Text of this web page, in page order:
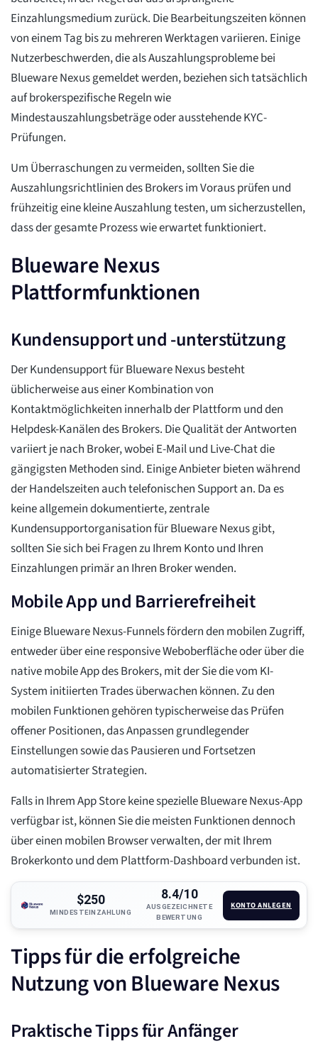
Einzahlungsmedium zurück. Die Bearbeitungszeiten können
von einem Tag bis zu mehreren Werktagen variieren. Einige
Nutzerbeschwerden, die als Auszahlungsprobleme bei
Blueware Nexus gemeldet werden, beziehen sich tatsächlich
auf brokerspezifische Regeln wie
Mindestauszahlungsbeträge oder ausstehende KYC-
Prüfungen.
Um Überraschungen zu vermeiden, sollten Sie die
Auszahlungsrichtlinien des Brokers im Voraus prüfen und
frühzeitig eine kleine Auszahlung testen, um sicherzustellen,
dass der gesamte Prozess wie erwartet funktioniert.
Blueware Nexus
Plattformfunktionen
Kundensupport und -unterstützung
Der Kundensupport für Blueware Nexus besteht
üblicherweise aus einer Kombination von
Kontaktmöglichkeiten innerhalb der Plattform und den
Helpdesk-Kanälen des Brokers. Die Qualität der Antworten
variiert je nach Broker, wobei E-Mail und Live-Chat die
gängigsten Methoden sind. Einige Anbieter bieten während
der Handelszeiten auch telefonischen Support an. Da es
keine allgemein dokumentierte, zentrale
Kundensupportorganisation für Blueware Nexus gibt,
sollten Sie sich bei Fragen zu Ihrem Konto und Ihren
Einzahlungen primär an Ihren Broker wenden.
Mobile App und Barrierefreiheit
Einige Blueware Nexus-Funnels fördern den mobilen Zugriff,
entweder über eine responsive Weboberfläche oder über die
native mobile App des Brokers, mit der Sie die vom KI-
System initiierten Trades überwachen können. Zu den
mobilen Funktionen gehören typischerweise das Prüfen
offener Positionen, das Anpassen grundlegender
Einstellungen sowie das Pausieren und Fortsetzen
automatisierter Strategien.
Falls in Ihrem App Store keine spezielle Blueware Nexus-App
verfügbar ist, können Sie die meisten Funktionen dennoch
über einen mobilen Browser verwalten, der mit Ihrem
Brokerkonto und dem Plattform-Dashboard verbunden ist.
$250
MINDESTEINZAHLUNG
8.4/10
AUSGEZEICHNETE
BEWERTUNG
KONTO ANLEGEN
Tipps für die erfolgreiche
Nutzung von Blueware Nexus
Praktische Tipps für Anfänger